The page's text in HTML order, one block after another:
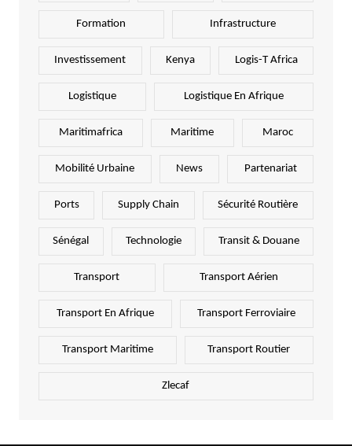
Formation Infrastructure
Investissement Kenya Logis-T Africa
Logistique Logistique En Afrique
Maritimafrica Maritime Maroc
Mobilité Urbaine News Partenariat
Ports Supply Chain Sécurité Routière
Sénégal Technologie Transit & Douane
Transport Transport Aérien
Transport En Afrique Transport Ferroviaire
Transport Maritime Transport Routier
Zlecaf